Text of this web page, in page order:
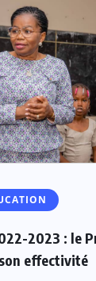
2023 : le
effectivité